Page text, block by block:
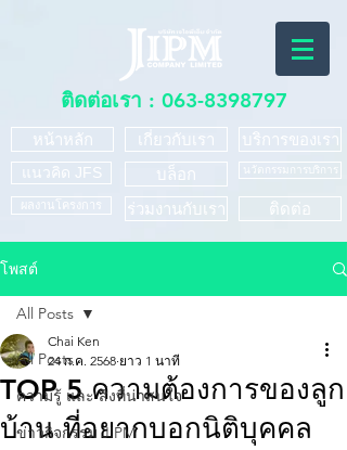
ติดต่อเรา : 063-8398797
หน้าหลัก
แนวคิด JFS
ผลงานโครงการ
เกี่ยวกับเรา
บล็อก
ร่วมงานกับเรา
บริการของเรา
นวัตกรรมการบริการ
ติดต่อ
โพสต์
All Posts
ความรู้ และ สิ่งที่น่าสนใจ
ข่าวกิจกรรม JIPM
All Posts
TOP 5 ความต้องการของลูก
บ้าน ที่อยากบอกนิติบุคคล
Chai Ken
24 ก.ค. 2568 ยาว 1 นาที